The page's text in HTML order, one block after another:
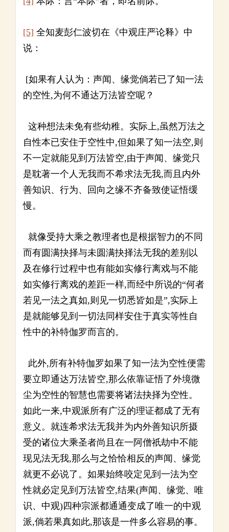
[5] 全知麦彭仁波切在《中观庄严论释》中
说：
[如果有人认为：声闻、缘觉倘若已了知一法
的空性,为何不通达万法皆空呢？
这种想法未免有些幼稚。实际上,虽然万法之
自性本已安住于空性中,但如果了知一法空,则
不一定就能见到万法皆空,由于声闻、缘觉只
是耽著一个人无我而不希求法无我,而且内外
善知识、行为、回向之缘不齐备致使证悟缓
慢。
就像受持大乘之教理者也是根据智力的不同
而有圆满抉择与未圆满抉择法无我的差别以
及在修行过程中也有能如实修行离戏与不能
如实修行离戏的差距一样,而经中所说的“何者
若见一法之真如,则见一切悉皆如是”,实际上
是就能够见到一切法同样安住于真实等性自
性中的补特伽罗而言的。
此外,所有补特伽罗如果了知一法为空性便需
要立即通达万法皆空,那么依靠证悟了外境微
尘为空性的智慧也需要将诸法抉择为空性。
如此一来,中观派所有广泛的理证都成了无有
意义。就连希求法无我并为内外善知识所摄
受的诸位大乘圣者尚且在一阿僧祇劫中不能
现见法无我,那么与之恰恰相反的声闻、缘觉
就更不必说了。如果始终咬定见到一法为空
性就必定见到万法皆空,结果(声闻、缘觉、唯
识、中观)四种宗派都通通变成了唯一的中观
派,倘若果真如此,那该是一件多么容易的事。